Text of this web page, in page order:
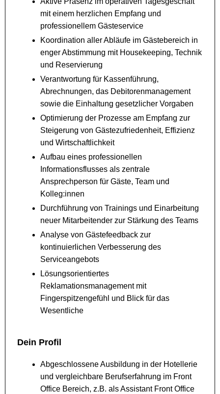
mit einem herzlichen Empfang und
professionellem Gästeservice
Koordination aller Abläufe im Gästebereich in
enger Abstimmung mit Housekeeping, Technik
und Reservierung
Verantwortung für Kassenführung,
Abrechnungen, das Debitorenmanagement
sowie die Einhaltung gesetzlicher Vorgaben
Optimierung der Prozesse am Empfang zur
Steigerung von Gästezufriedenheit, Effizienz
und Wirtschaftlichkeit
Aufbau eines professionellen
Informationsflusses als zentrale
Ansprechperson für Gäste, Team und
Kolleg:innen
Durchführung von Trainings und Einarbeitung
neuer Mitarbeitender zur Stärkung des Teams
Analyse von Gästefeedback zur
kontinuierlichen Verbesserung des
Serviceangebots
Lösungsorientiertes
Reklamationsmanagement mit
Fingerspitzengefühl und Blick für das
Wesentliche
Dein Profil
Abgeschlossene Ausbildung in der Hotellerie
und vergleichbare Berufserfahrung im Front
Office Bereich, z.B. als Assistant Front Office